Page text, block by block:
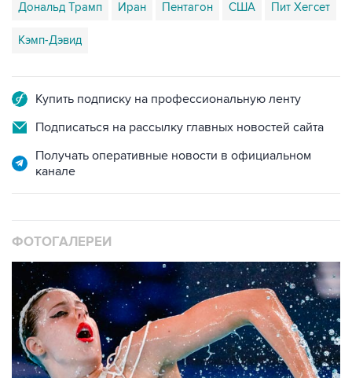
Дональд Трамп Иран Пентагон США Пит Хегсет
Кэмп-Дэвид
Купить подписку на профессиональную ленту
Подписаться на рассылку главных новостей сайта
Получать оперативные новости в официальном
канале
ФОТОГАЛЕРЕИ